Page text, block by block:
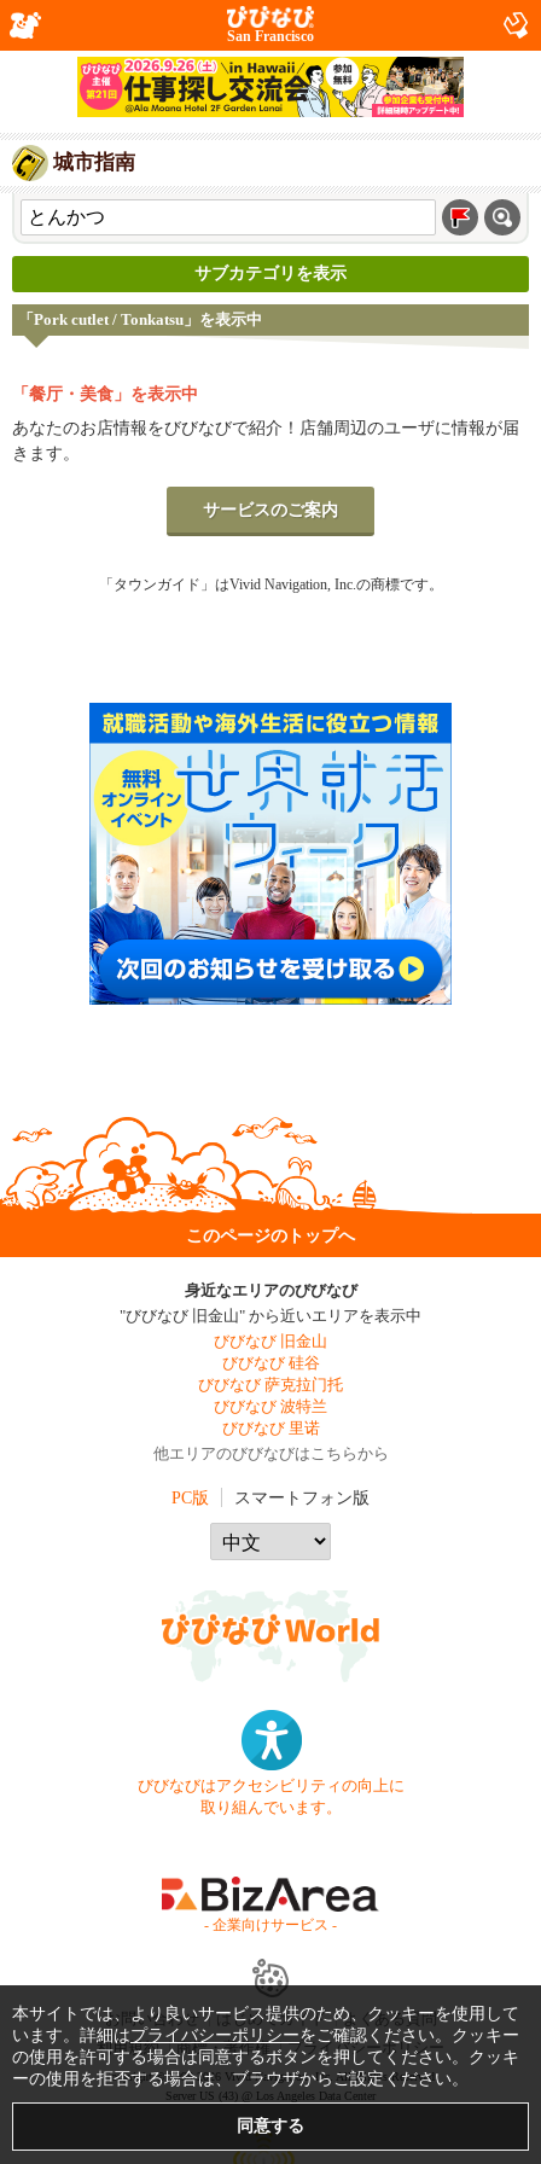
San Francisco
城市指南
サブカテゴリを表示
「Pork cutlet / Tonkatsu」を表示中
「餐厅・美食」を表示中
あなたのお店情報をびびなびで紹介！店舗周辺のユーザに情報が届
きます。
サービスのご案内
「タウンガイド」はVivid Navigation, Inc.の商標です。
このページのトップへ
身近なエリアのびびなび
"びびなび 旧金山" から近いエリアを表示中
びびなび 旧金山
びびなび 硅谷
びびなび 萨克拉门托
びびなび 波特兰
びびなび 里诺
他エリアのびびなびはこちらから
PC版 スマートフォン版
びびなびはアクセシビリティの向上に
取り組んでいます。
- 企業向けサービス -
お問い合わせ はじめてガイド
よくある質問
利用規約
商標・著作権 プライバシーポリシー
Copyright © 1999-2026 Vivid Navigation, Inc. All Rights Reserved.
Server US (43) @ Los Angeles Data Center
本サイトでは、より良いサービス提供のため、クッキーを使用して
います。詳細はプライバシーポリシーをご確認ください。クッキー
の使用を許可する場合は同意するボタンを押してください。クッキ
ーの使用を拒否する場合は、ブラウザからご設定ください。